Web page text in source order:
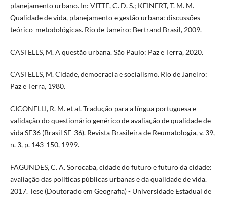
planejamento urbano. In: VITTE, C. D. S.; KEINERT, T. M. M.
Qualidade de vida, planejamento e gestão urbana: discussões
teórico-metodológicas. Rio de Janeiro: Bertrand Brasil, 2009.
CASTELLS, M. A questão urbana. São Paulo: Paz e Terra, 2020.
CASTELLS, M. Cidade, democracia e socialismo. Rio de Janeiro:
Paz e Terra, 1980.
CICONELLI, R. M. et al. Tradução para a língua portuguesa e
validação do questionário genérico de avaliação de qualidade de
vida SF36 (Brasil SF-36). Revista Brasileira de Reumatologia, v. 39,
n. 3, p. 143-150, 1999.
FAGUNDES, C. A. Sorocaba, cidade do futuro e futuro da cidade:
avaliação das políticas públicas urbanas e da qualidade de vida.
2017. Tese (Doutorado em Geografia) - Universidade Estadual de